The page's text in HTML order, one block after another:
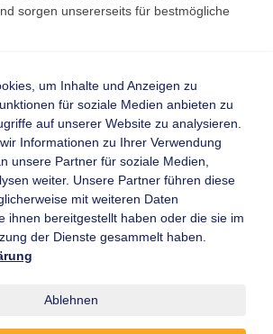
sorgen unsererseits für bestmögliche
Mitglieder-Login
Neu registrieren
Leistungsverzeichnis
um Inhalte und Anzeigen zu
für soziale Medien anbieten zu
auf unserer Website zu analysieren.
Informationen zu Ihrer Verwendung
unsere Partner für soziale Medien,
weiter. Unsere Partner führen diese
mit weiteren Daten
ihnen bereitgestellt haben oder die sie im
der Dienste gesammelt haben.
Ablehnen